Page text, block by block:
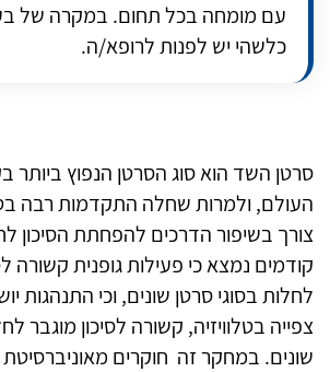
עם מומחה בכל תחום. במקרה של
כלשהי יש לפנות לרופא/ה.
סרטן השד הוא סוג הסרטן הנפוץ ביותר
העולם, ולמרות שחלה התקדמות רבה
צורך בשיפור הדרכים להפחתת הסיכון
קודמים נמצא כי פעילות גופנית קשורה
לחלות בסוגי סרטן שונים, וכי התנהגות
צפייה בטלוויזיה, קשורה לסיכון מוגבר
שונים. במחקר זה חוקרים